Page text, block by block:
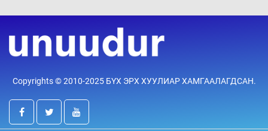
19 цаг 58 мин
байгууламжуудыг албадан буулгах
Copyrights © 2010-2025 БҮХ ЭРХ ХУУЛИАР ХАМГААЛАГДСАН.